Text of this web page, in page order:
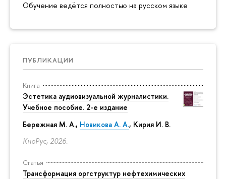
Обучение ведётся полностью на русском языке
ПУБЛИКАЦИИ
Книга
Эстетика аудиовизуальной журналистики.
Учебное пособие. 2-е издание
Бережная М. А., Новикова А. А., Кирия И. В.
КноРус, 2026.
Статья
Трансформация оргструктур нефтехимических